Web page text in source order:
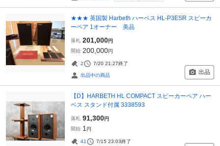
★★★ 英国製 Harbeth ハーベス HL-P3ESR スピーカ
ーペア 1オーナー 美品
落札 201,000円
開始 200,000円
2 7/20 21:27終了
出品中の商品 出品
【D】HARBETH HL COMPACT スピーカーペア ハー
ベス スタンド付属 3338593
落札 91,300円
開始 1 円
41 7/15 23:03終了